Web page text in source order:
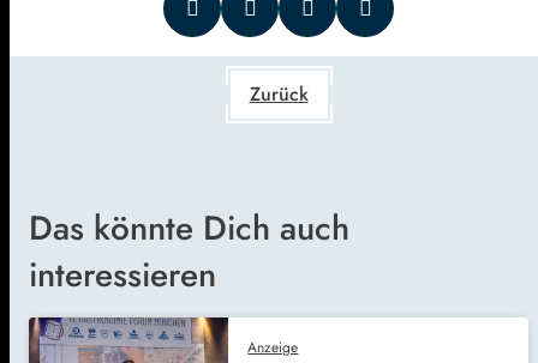
Zurück
Das könnte Dich auch
interessieren
Anzeige